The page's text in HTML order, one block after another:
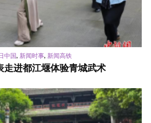
中国, 新闻时事, 新闻高铁
走进都江堰体验青城武术